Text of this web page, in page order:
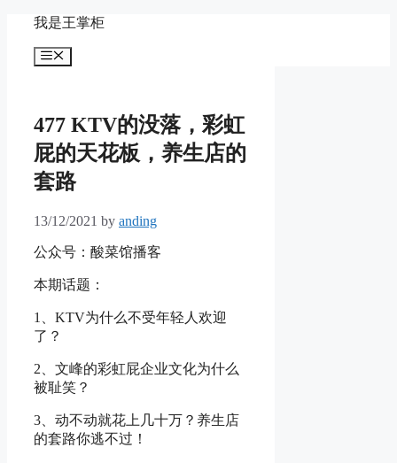
content
我是王掌柜
Menu
477 KTV的没落，彩虹
屁的天花板，养生店的
套路
13/12/2021 by anding
公众号：酸菜馆播客
本期话题：
1、KTV为什么不受年轻人欢迎
了？
2、文峰的彩虹屁企业文化为什么
被耻笑？
3、动不动就花上几十万？养生店
的套路你逃不过！